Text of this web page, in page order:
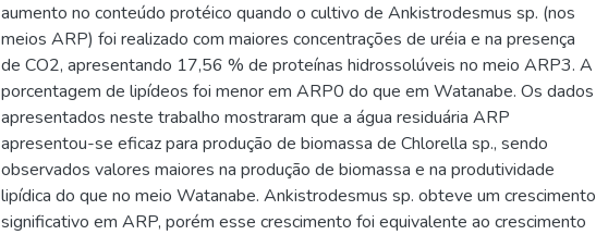
aumento no conteúdo protéico quando o cultivo de Ankistrodesmus sp. (nos
meios ARP) foi realizado com maiores concentrações de uréia e na presença
de CO2, apresentando 17,56 % de proteínas hidrossolúveis no meio ARP3. A
porcentagem de lipídeos foi menor em ARP0 do que em Watanabe. Os dados
apresentados neste trabalho mostraram que a água residuária ARP
apresentou-se eficaz para produção de biomassa de Chlorella sp., sendo
observados valores maiores na produção de biomassa e na produtividade
lipídica do que no meio Watanabe. Ankistrodesmus sp. obteve um crescimento
significativo em ARP, porém esse crescimento foi equivalente ao crescimento